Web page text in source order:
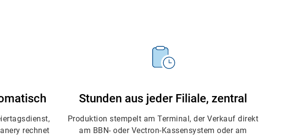
rechnet
Stunden aus jeder Filiale, zentral
Produktion stempelt am Terminal, der Verkauf direkt
am BBN- oder Vectron-Kassensystem oder am